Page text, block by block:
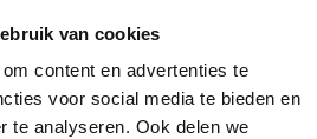
van cookies
content en advertenties te
voor social media te bieden en
te analyseren. Ook delen we